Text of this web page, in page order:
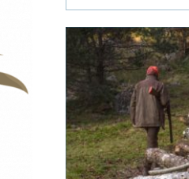
ha besökt stora och
luxuösa casinon i
som Las Vegas o...